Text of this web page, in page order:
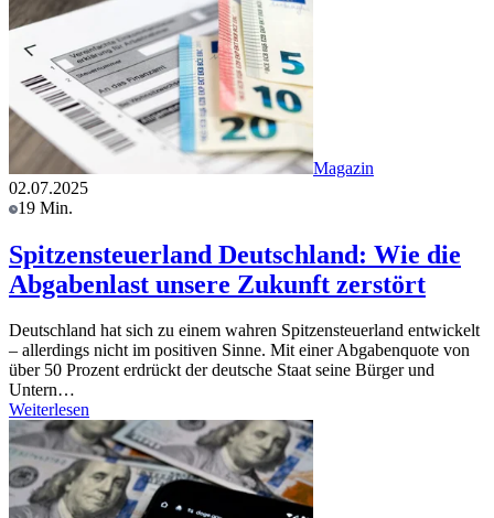
Magazin
02.07.2025
19 Min.
Spitzensteuerland Deutschland: Wie die
Abgabenlast unsere Zukunft zerstört
Deutschland hat sich zu einem wahren Spitzensteuerland entwickelt
– allerdings nicht im positiven Sinne. Mit einer Abgabenquote von
über 50 Prozent erdrückt der deutsche Staat seine Bürger und
Untern…
Weiterlesen